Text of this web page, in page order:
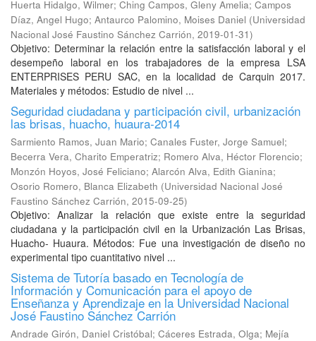
Huerta Hidalgo, Wilmer; Ching Campos, Gleny Amelia; Campos
Díaz, Angel Hugo; Antaurco Palomino, Moises Daniel (Universidad
Nacional José Faustino Sánchez Carrión, 2019-01-31)
Objetivo: Determinar la relación entre la satisfacción laboral y el
desempeño laboral en los trabajadores de la empresa LSA
ENTERPRISES PERU SAC, en la localidad de Carquin 2017.
Materiales y métodos: Estudio de nivel ...
Seguridad ciudadana y participación civil, urbanización
las brisas, huacho, huaura-2014
Sarmiento Ramos, Juan Mario; Canales Fuster, Jorge Samuel;
Becerra Vera, Charito Emperatriz; Romero Alva, Héctor Florencio;
Monzón Hoyos, José Feliciano; Alarcón Alva, Edith Gianina;
Osorio Romero, Blanca Elizabeth (Universidad Nacional José
Faustino Sánchez Carrión, 2015-09-25)
Objetivo: Analizar la relación que existe entre la seguridad
ciudadana y la participación civil en la Urbanización Las Brisas,
Huacho- Huaura. Métodos: Fue una investigación de diseño no
experimental tipo cuantitativo nivel ...
Sistema de Tutoría basado en Tecnología de
Información y Comunicación para el apoyo de
Enseñanza y Aprendizaje en la Universidad Nacional
José Faustino Sánchez Carrión
Andrade Girón, Daniel Cristóbal; Cáceres Estrada, Olga; Mejía